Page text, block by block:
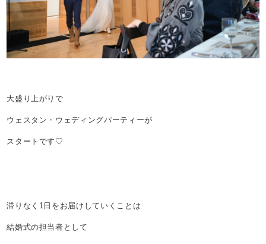
大盛り上がりで
ウェスタン・ウェディングパーティーが
スタートです♡
滞りなく1日をお届けしていくことは
結婚式の担当者として